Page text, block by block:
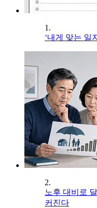
1.
‘내게 맞는 일
2.
노후 대비로
커진다